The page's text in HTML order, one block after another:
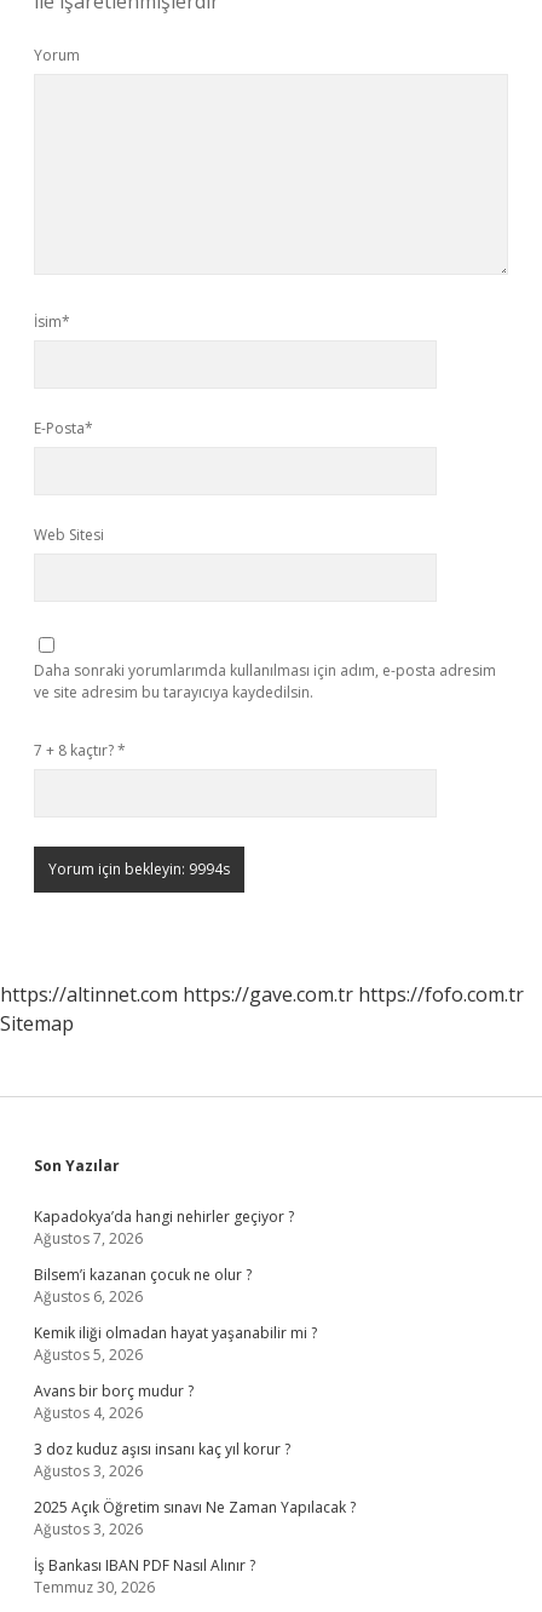
Yorum
İsim*
E-Posta*
Web Sitesi
Daha sonraki yorumlarımda kullanılması için adım, e-posta adresim
ve site adresim bu tarayıcıya kaydedilsin.
7 + 8 kaçtır?*
https://altinnet.com https://gave.com.tr https://fofo.com.tr
Sitemap
Sidebar
Son Yazılar
Kapadokya’da hangi nehirler geçiyor ?
Ağustos 7, 2026
Bilsem’i kazanan çocuk ne olur ?
Ağustos 6, 2026
Kemik iliği olmadan hayat yaşanabilir mi ?
Ağustos 5, 2026
Avans bir borç mudur ?
Ağustos 4, 2026
3 doz kuduz aşısı insanı kaç yıl korur ?
Ağustos 3, 2026
2025 Açık Öğretim sınavı Ne Zaman Yapılacak ?
Ağustos 3, 2026
İş Bankası IBAN PDF Nasıl Alınır ?
Temmuz 30, 2026